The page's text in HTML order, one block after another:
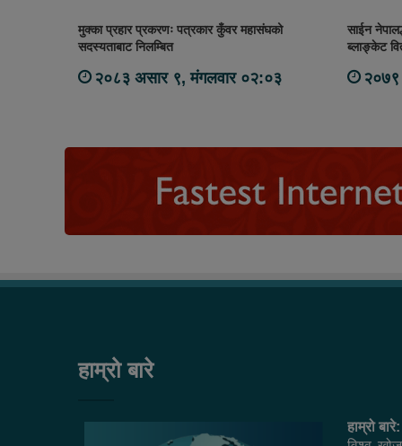
मुक्का प्रहार प्रकरणः पत्रकार कुँवर महासंघको
सदस्यताबाट निलम्बित
२०८३ असार ९, मंगलवार ०२:०३
साईन
ब्लाङ्केट
२०७९
हाम्रो बारे
हाम्रो बारे: